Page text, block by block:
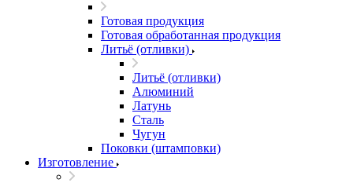
Готовая продукция
Готовая обработанная продукция
Литьё (отливки)
Литьё (отливки)
Алюминий
Латунь
Сталь
Чугун
Поковки (штамповки)
Изготовление